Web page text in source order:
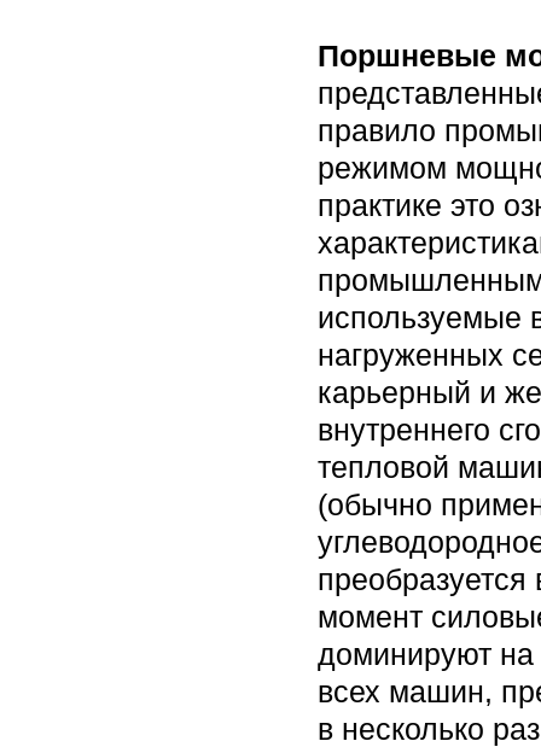
Поршневые
правило
режимом
практике это
используемые
нагруженных
карьерный и
внутреннего
тепловой
(обычно
момент
доминируют
всех машин,
в несколько